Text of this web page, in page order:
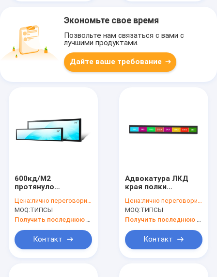
Экономьте свое время
Позвольте нам связаться с вами с
лучшими продуктами.
Дайте ваше требование
600кд/М2
протянуло
1920кс540
Адвокатуры
Синьяге цифров
экрана дисплея
максимальное
Цена:лично переговорить
MOQ:ТИПСЫ
Контакт
Адвокатура ЛКД
края полки
ВиФи 4Г ЛТЭ ультра
широко протянула
дисплеи
Цена:лично переговорить
MOQ:ТИПСЫ
Контакт